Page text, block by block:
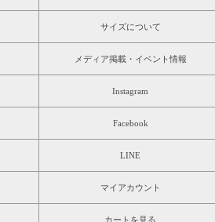
サイズについて
メディア掲載・イベント情報
Instagram
Facebook
LINE
マイアカウント
カートを見る